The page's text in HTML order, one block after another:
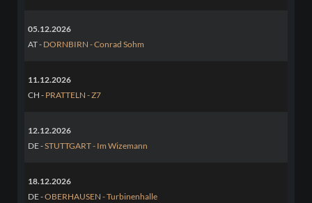
05.12.2026
AT - DORNBIRN - Conrad Sohm
11.12.2026
CH - PRATTELN - Z7
12.12.2026
DE -STUTTGART - Im Wizemann
18.12.2026
DE -OBERHAUSEN - Turbinenhalle